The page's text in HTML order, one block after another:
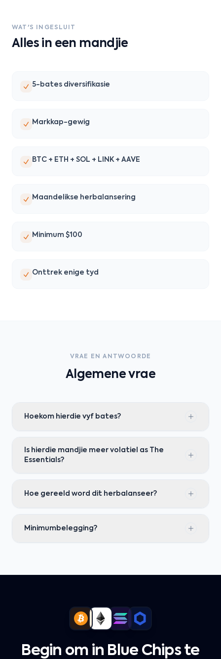
WAT'S INGESLUIT
Alles in een mandjie
5-bates diversifikasie
Markkap-gewig
BTC + ETH + SOL + LINK + AAVE
Maandelikse herbalansering
Minimum $100
Onttrek enige tyd
VRAE EN ANTWOORDE
Algemene vrae
Hoekom hierdie vyf bates?
Is hierdie mandjie meer volatiel as The
Essentials?
Hoe gereeld word dit herbalanseer?
Minimumbelegging?
Begin om in Blue Chips te